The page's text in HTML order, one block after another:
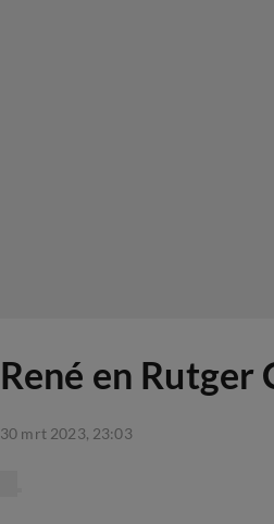
René en Rutger
30 mrt 2023, 23:03